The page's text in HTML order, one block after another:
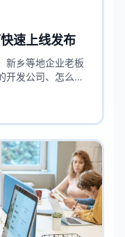
速上线发布
新乡等地企业老板
开发公司、怎么快
防伪溯源的真实